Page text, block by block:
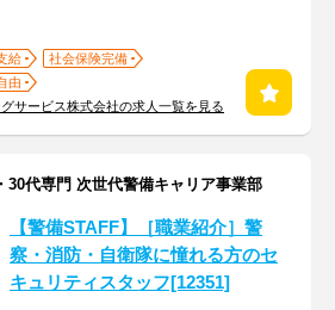
給
社会保険完備
由
サービス株式会社の求人一覧を見る
代専門 次世代警備キャリア事業部
【警備STAFF】［職業紹介］警
察・消防・自衛隊に憧れる方のセ
キュリティスタッフ[12351]